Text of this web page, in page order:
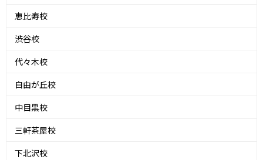
恵比寿校
渋谷校
代々木校
自由が丘校
中目黒校
三軒茶屋校
下北沢校